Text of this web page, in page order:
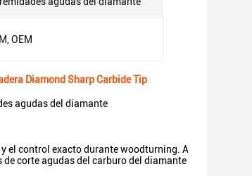
OEM
Diamond Sharp Carbide Tip
agudas del diamante
el control exacto durante woodturning. A
corte agudas del carburo del diamante